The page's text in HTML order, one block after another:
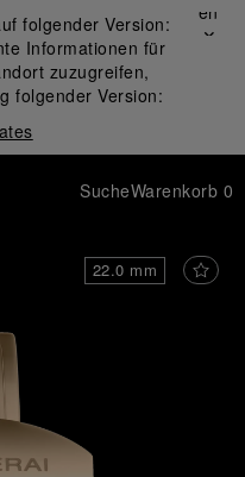
folgender Version:
Informationen für
zuzugreifen,
folgender Version:
Schließen
✕
SucheWarenkorb 0
22.0 mm